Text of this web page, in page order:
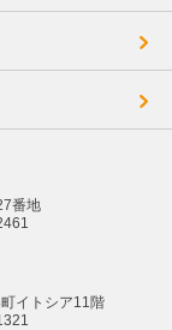
番地
イトシア11階